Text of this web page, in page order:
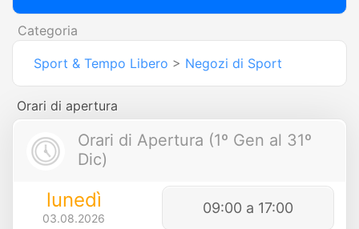
Categoria
Sport & Tempo Libero > Negozi di Sport
Orari di apertura
Orari di Apertura (1º Gen al 31º
Dic)
lunedì
03.08.2026
09:00 a 17:00